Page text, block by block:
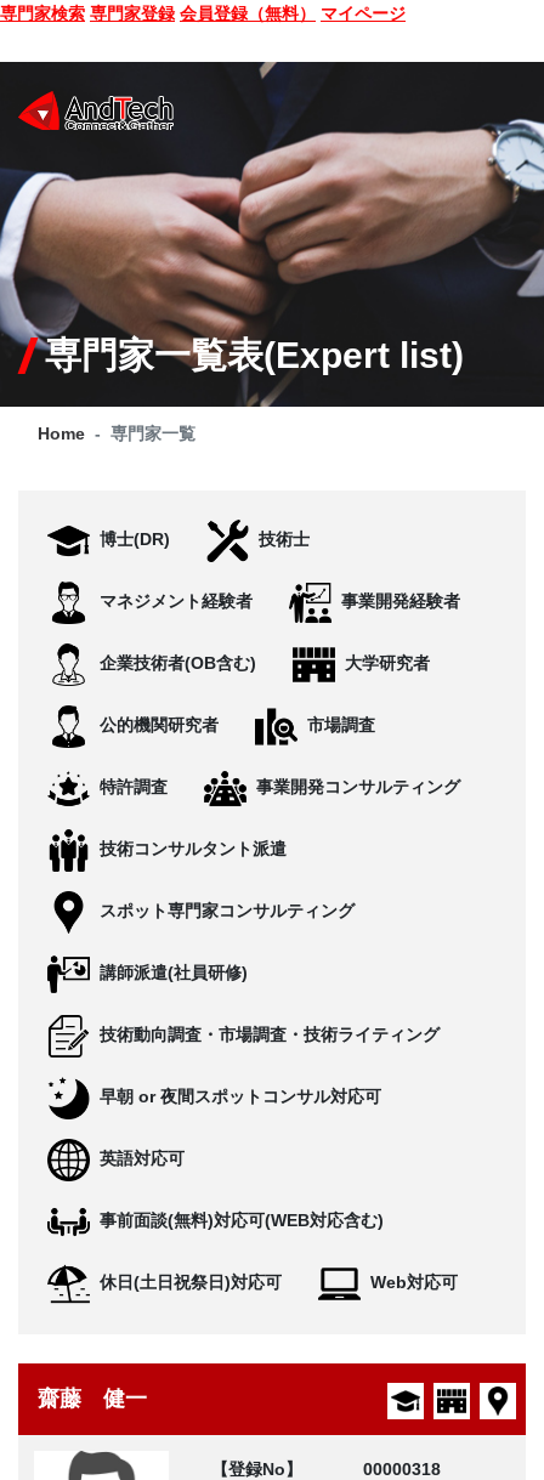
専門家検索 専門家登録 会員登録（無料） マイページ
SEMINAR
BOOK
CONSULTING
SERVICE
Q&A
CONTACT
専門家一覧表(Expert list)
Home 専門家一覧
博士(DR) 技術士
マネジメント経験者 事業開発経験者
企業技術者(OB含む) 大学研究者
公的機関研究者 市場調査
特許調査 事業開発コンサルティング
技術コンサルタント派遣
スポット専門家コンサルティング
講師派遣(社員研修)
技術動向調査・市場調査・技術ライティング
早朝 or 夜間スポットコンサル対応可
英語対応可
事前面談(無料)対応可(WEB対応含む)
休日(土日祝祭日)対応可 Web対応可
齋藤 健一
【登録No】
00000318